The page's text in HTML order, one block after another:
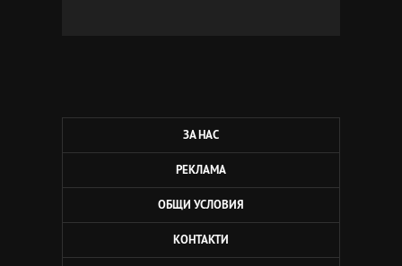
ЗА НАС
РЕКЛАМА
ОБЩИ УСЛОВИЯ
КОНТАКТИ